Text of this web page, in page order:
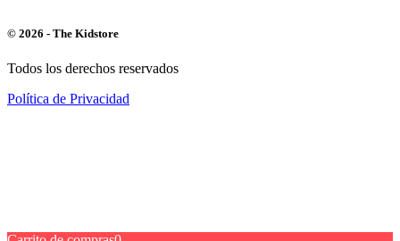
© 2026 - The Kidstore
Todos los derechos reservados
Política de Privacidad